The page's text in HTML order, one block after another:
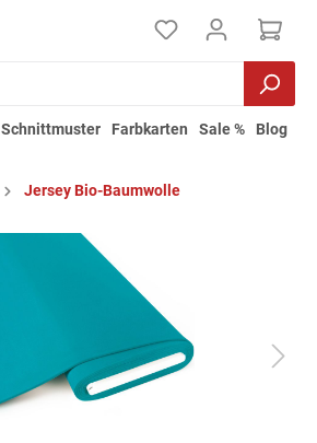
Schnittmuster Farbkarten Sale % Blog
Jersey Bio-Baumwolle